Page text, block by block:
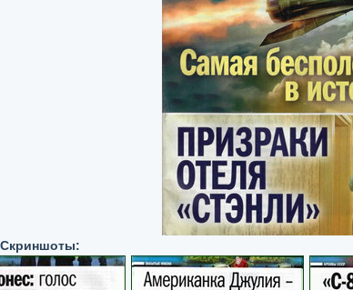
Скриншоты: